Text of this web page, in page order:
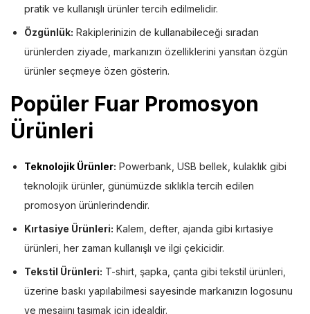
pratik ve kullanışlı ürünler tercih edilmelidir.
Özgünlük: Rakiplerinizin de kullanabileceği sıradan
ürünlerden ziyade, markanızın özelliklerini yansıtan özgün
ürünler seçmeye özen gösterin.
Popüler Fuar Promosyon
Ürünleri
Teknolojik Ürünler: Powerbank, USB bellek, kulaklık gibi
teknolojik ürünler, günümüzde sıklıkla tercih edilen
promosyon ürünlerindendir.
Kırtasiye Ürünleri: Kalem, defter, ajanda gibi kırtasiye
ürünleri, her zaman kullanışlı ve ilgi çekicidir.
Tekstil Ürünleri: T-shirt, şapka, çanta gibi tekstil ürünleri,
üzerine baskı yapılabilmesi sayesinde markanızın logosunu
ve mesajını taşımak için idealdir.